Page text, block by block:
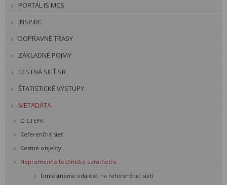
PORTÁL IS MCS
INSPIRE
DOPRAVNÉ TRASY
ZÁKLADNÉ POJMY
CESTNÁ SIEŤ SR
ŠTATISTICKÉ VÝSTUPY
METADÁTA
O CTEPK
Referenčná sieť
Cestné objekty
Nepremenné technické parametre
Umiestnenie udalosti na referenčnej sieti